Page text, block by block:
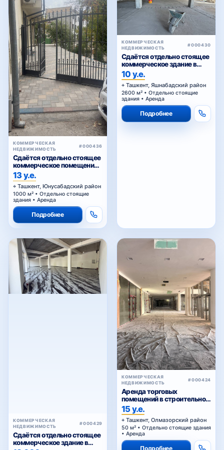
КОММЕРЧЕСКАЯ
НЕДВИЖИМОСТЬ
#000436
Сдаётся отдельно стоящее
коммерческое помещение
в аренду
13 у.е.
Ташкент, Юнусабадский район
1000 м² • Отдельно стоящие
здания • Аренда
Подробнее
КОММЕРЧЕСКАЯ
НЕДВИЖИМОСТЬ
#000430
Сдаётся отдельно стоящее
коммерческое здание в
аренду
10 у.е.
Ташкент, Яшнабадский район
2600 м² • Отдельно стоящие
здания • Аренда
Подробнее
КОММЕРЧЕСКАЯ
НЕДВИЖИМОСТЬ
#000429
Сдаётся отдельно стоящее
коммерческое здание в
КОММЕРЧЕСКАЯ
НЕДВИЖИМОСТЬ
#000424
Аренда торговых
помещений в строительном
торговом центре у Жомий
базара в Ташкенте
15 у.е.
Ташкент, Олмазорский район
50 м² • Отдельно стоящие здания
• Аренда
Подробнее